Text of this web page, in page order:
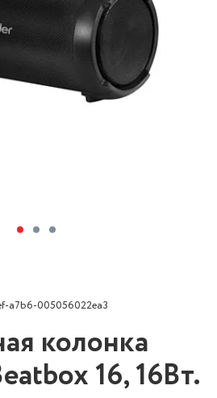
a7b6-005056022ea3
колонка
16, 16Вт.